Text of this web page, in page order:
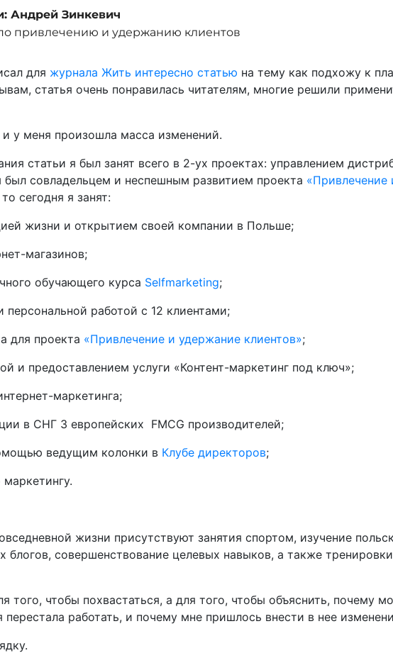
Андрей Зинкевич
привлечению и удержанию клиентов
для журнала Жить интересно статью на тему как подхожу к
статья очень понравилась читателям, многие решили
у меня произошла масса изменений.
статьи я был занят всего в 2-ух проектах: управлением
был совладельцем и неспешным развитием проекта «Привлечение
то сегодня я занят:
жизни и открытием своей компании в Польше;
магазинов;
обучающего курса Selfmarketing;
персональной работой с 12 клиентами;
для проекта «Привлечение и удержание клиентов»;
и предоставлением услуги «Контент-маркетинг под ключ»;
маркетинга;
в СНГ 3 европейских FMCG производителей;
ведущим колонки в Клубе директоров;
жизни присутствуют занятия спортом, изучение
блогов, совершенствование целевых навыков, а также
того, чтобы похвастаться, а для того, чтобы объяснить, почему
перестала работать, и почему мне пришлось внести в нее